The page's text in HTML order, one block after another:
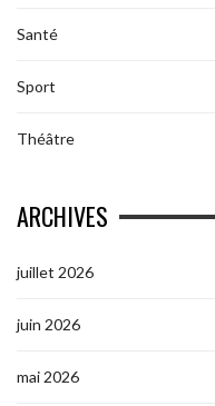
Santé
Sport
Théâtre
ARCHIVES
juillet 2026
juin 2026
mai 2026